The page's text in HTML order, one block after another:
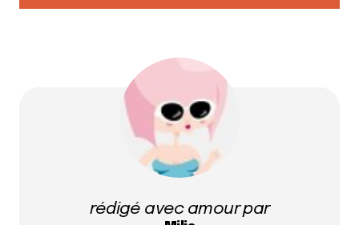
J’aurais pas eu idée d’aller manger au Flanigan’s
mais du coup ça me tente bien pour la prochaine
fois, tiens ! Tant qu’on y est, tu ne sais pas jusqu’à
quelle heure ils servent à manger ?
4 février 2011 à 17 h 03 minrédigé avec amour par